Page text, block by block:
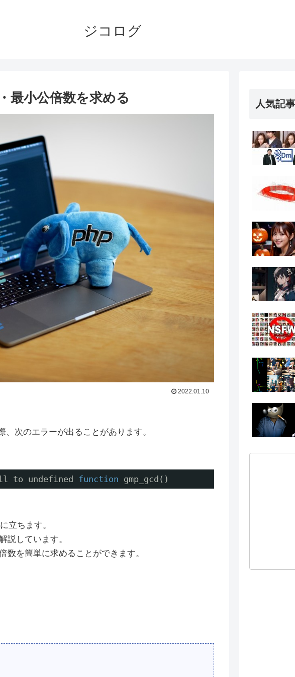
ジコログ
最小公倍数を求める
2022.01.10
次のエラーが出ることがあります。
to undefined function gmp_gcd()
立ちます。
説しています。
数を簡単に求めることができます。
人気記事